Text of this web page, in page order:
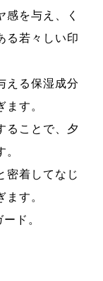
感を与え、く
る若々しい印
える保湿成分
す。
ることで、夕
密着してなじ
す。
ド。